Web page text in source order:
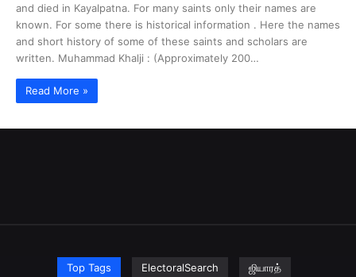
and died in Kayalpatna. For many saints only their names are
known. For some there is historical information . Here the names
and short history of some of these saints and scholars are
written. Muhammad Khalji : (Approximately 200…
Read More »
Top Tags ElectoralSearch ஜியாரத்